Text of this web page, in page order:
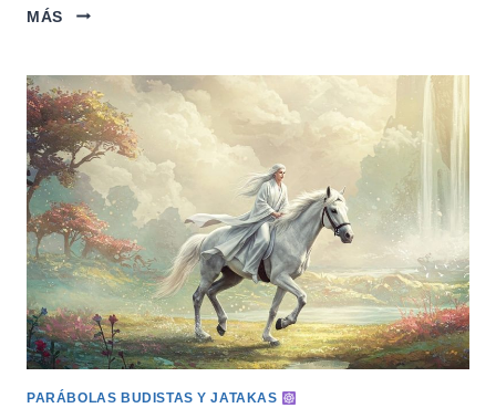
MÁS
LA
GRANJERO
PARÁBOLAS BUDISTAS Y JATAKAS